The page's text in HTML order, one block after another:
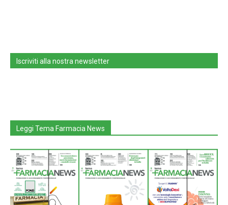
Iscriviti alla nostra newsletter
Leggi Tema Farmacia News